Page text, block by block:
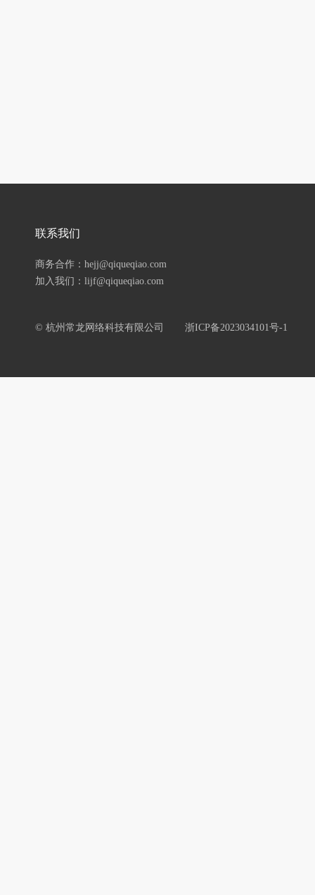
联系我们
商务合作：hejj@qiqueqiao.com
加入我们：lijf@qiqueqiao.com
© 杭州常龙网络科技有限公司 浙ICP备2023034101号-1